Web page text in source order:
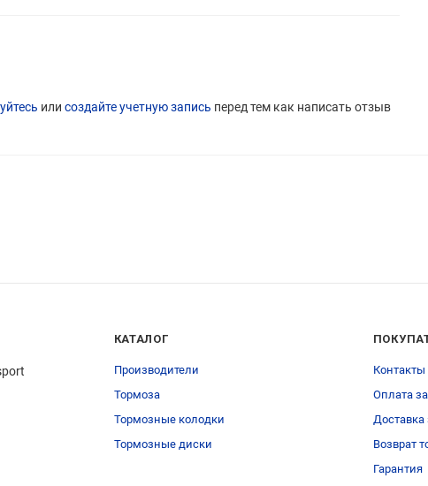
или создайте учетную запись перед тем как написать отзыв
КАТАЛОГ
Производители
Тормоза
Тормозные колодки
Тормозные диски
Контакты
Оплата
Доставка
Возврат
Гарантия